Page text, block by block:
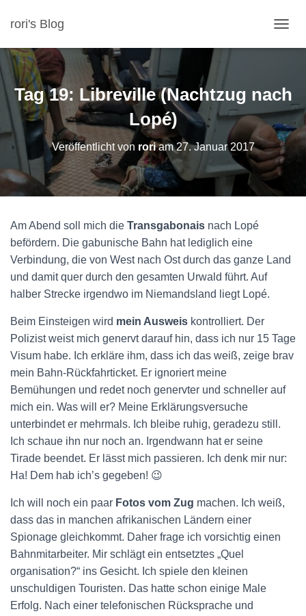
rori's Blog
A
G
A
T
I
O
N
U
M
T
Tag 19: Libreville (Nachtzug nach
Lopé)
Veröffentlicht von roriam27. Januar 2017
Am Abend soll mich die Transgabonais nach Lopé
befördern. Die gabunische Bahn hat lediglich eine
Verbindung, die von West nach Ost durch das ganze Land
und damit quer durch den gesamten Urwald führt. Auf
halber Strecke irgendwo im Niemandsland liegt Lopé.
Beim Einsteigen wird mein Ausweis kontrolliert. Der
Polizist weist mich genervt darauf hin, dass ich nur 15 Tage
Visum habe. Ich erkläre ihm, dass ich das weiß, zeige brav
mein Bahn-Rückfahrticket. Er ignoriert meine
Bemühungen und redet noch genervter und schneller auf
mich ein. Was will er? Meine Erklärungsversuche
unterbindet er mehrmals. Ich bleibe ruhig, geradezu still.
Ich schaue ihn nur noch an. Irgendwann hat er seine
Tirade beendet. Er lässt mich passieren. Ich denk mir nur:
Ha! Dem hab ich’s gegeben! 😉
Ich will noch ein paar Fotos vom Zug machen. Ich weiß,
dass das in manchen afrikanischen Ländern einer
Spionage gleichkommt. Daher frage ich vorsichtig einen
Bahnmitarbeiter. Mir schlägt ein entsetztes „Quel
organisation?“ ins Gesicht. Ich spiele den kleinen
unschuldigen Touristen. Das hatte schon einige Male
Erfolg. Nach einer telefonischen Rücksprache und